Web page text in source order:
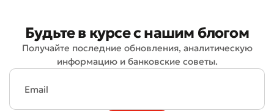
Будьте в курсе с нашим блогом
Получайте последние обновления, аналитическую
информацию и банковские советы.